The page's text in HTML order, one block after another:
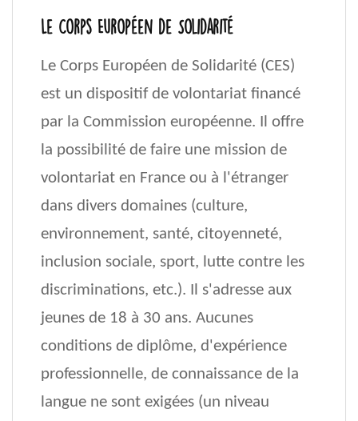
Le Corps Européen de Solidarité
Le Corps Européen de Solidarité (CES)
est un dispositif de volontariat financé
par la Commission européenne. Il offre
la possibilité de faire une mission de
volontariat en France ou à l'étranger
dans divers domaines (culture,
environnement, santé, citoyenneté,
inclusion sociale, sport, lutte contre les
discriminations, etc.). Il s'adresse aux
jeunes de 18 à 30 ans. Aucunes
conditions de diplôme, d'expérience
professionnelle, de connaissance de la
langue ne sont exigées (un niveau